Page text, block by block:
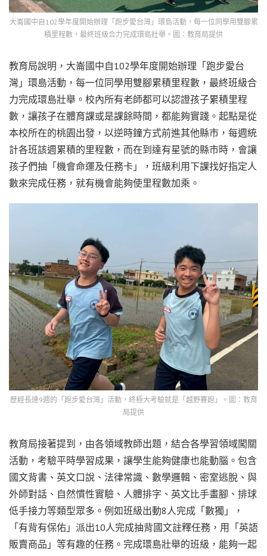
大崙國中自102學年度開始辦理「跑步愛台灣」環島活動，每一位同學用雙腳累
積里程數，最終班級合力完成環島壯舉。圖：教育局提供
教育局說明，大崙國中自102學年度開始辦理「跑步愛台
灣」環島活動，每一位同學用雙腳累積里程數，最終班級合
力完成環島壯舉。校內所有老師都可以認證孩子累積里程
數，讓孩子在體育課或是課餘時間，都能夠實踐。起點是從
本校所在的桃園出發，以逆時鐘方式前進其他縣市，每週統
計各班該週累積的里程數，而在到達有星號的縣市時，會讓
孩子們抽「機會命運及任務卡」，班級利用下課找好指定人
數來完成任務，就有機會能夠使里程數加乘。
歷經長達9週的「跑步愛台灣」活動，終極大考驗就是「越野賽跑」。圖：教育
局提供
教育局接著提到，由各領域教師出題，結合各學習領域闖關
活動，考驗平時學習成果，讓學生能夠健康也能動腦。包含
國文背書、英文口說、法律常識、數學邏輯、密室逃脫、與
外師對話、自然慣性實驗、人體排字、英文比手畫腳、排球
低手接力等類型眾多。例如班級出動8人完成「數獨」，
「有背有保佑」派出10人完成抽背國文註釋任務，用「英語
販賣商品」等有趣的任務。完成環島壯舉的班級，能夠一起